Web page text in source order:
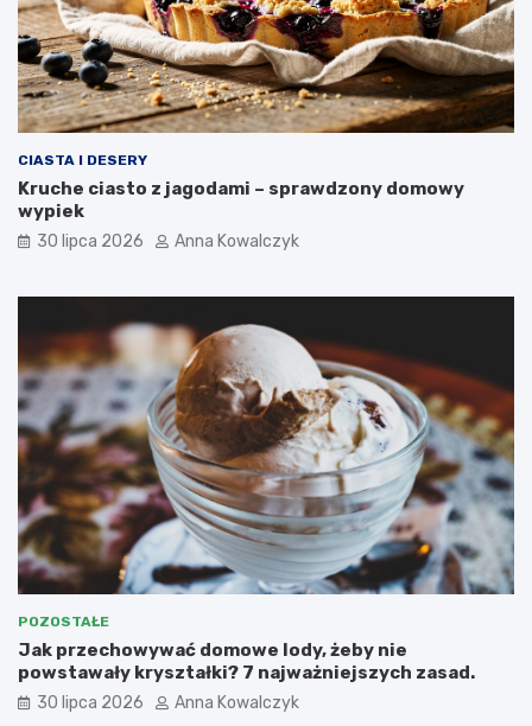
CIASTA I DESERY
Kruche ciasto z jagodami – sprawdzony domowy
wypiek
30 lipca 2026 Anna Kowalczyk
POZOSTAŁE
Jak przechowywać domowe lody, żeby nie
powstawały kryształki? 7 najważniejszych zasad.
30 lipca 2026 Anna Kowalczyk